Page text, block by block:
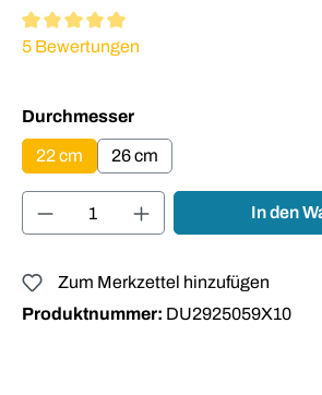
Durchschnittliche Bewertung von 5 von
5 Bewertungen
Durchmesserauswählen
22 cm 26 cm
Produkt Anzahl: Gib den
In den
Zum Merkzettel hinzufügen
Produktnummer: DU2925059X10